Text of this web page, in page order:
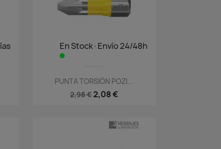
En Stock·Envío 24/48h
Vista rápida
PUNTA TORSIÓN POZI...
2,98 € 2,08 €